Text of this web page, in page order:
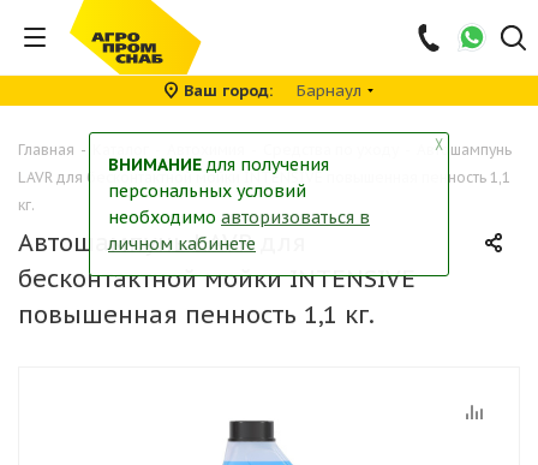
Ваш город Барнаул
Главная -
Автошампунь
LAVR для бесконтактной мойки INTENSIVE повышенная пенность 1,1
кг.
Автошампунь LAVR для
бесконтактной мойки INTENSIVE
повышенная пенность 1,1 кг.
╳
ВНИМАНИЕ для получения
персональных условий
необходимо авторизоваться в
личном кабинете